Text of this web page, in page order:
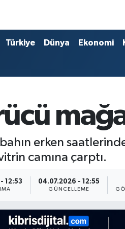
Türkiye Dünya Ekonomi
erken
camına çarptı.
12:53 04.07.2026 - 12:55
GÜNCELLEME